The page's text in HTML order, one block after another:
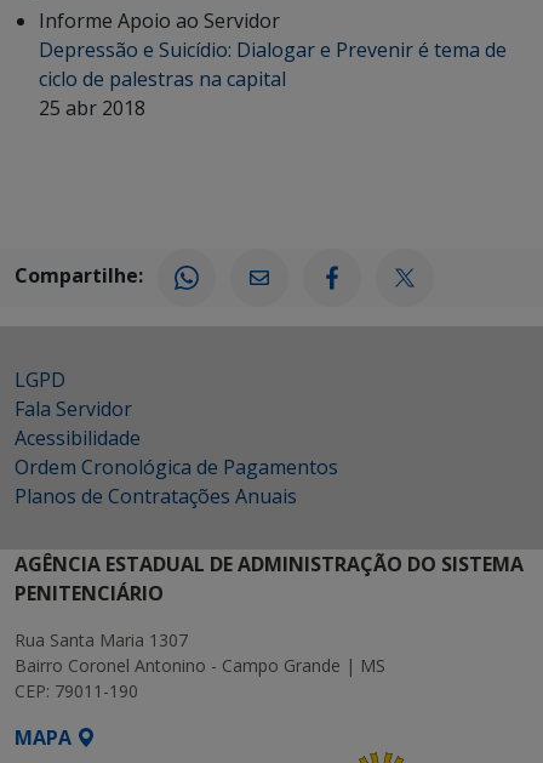
Informe Apoio ao Servidor
Depressão e Suicídio: Dialogar e Prevenir é tema de
ciclo de palestras na capital
25 abr 2018
Compartilhe:
LGPD
Fala Servidor
Acessibilidade
Ordem Cronológica de Pagamentos
Planos de Contratações Anuais
AGÊNCIA ESTADUAL DE ADMINISTRAÇÃO DO SISTEMA
PENITENCIÁRIO
Rua Santa Maria 1307
Bairro Coronel Antonino - Campo Grande | MS
CEP: 79011-190
MAPA